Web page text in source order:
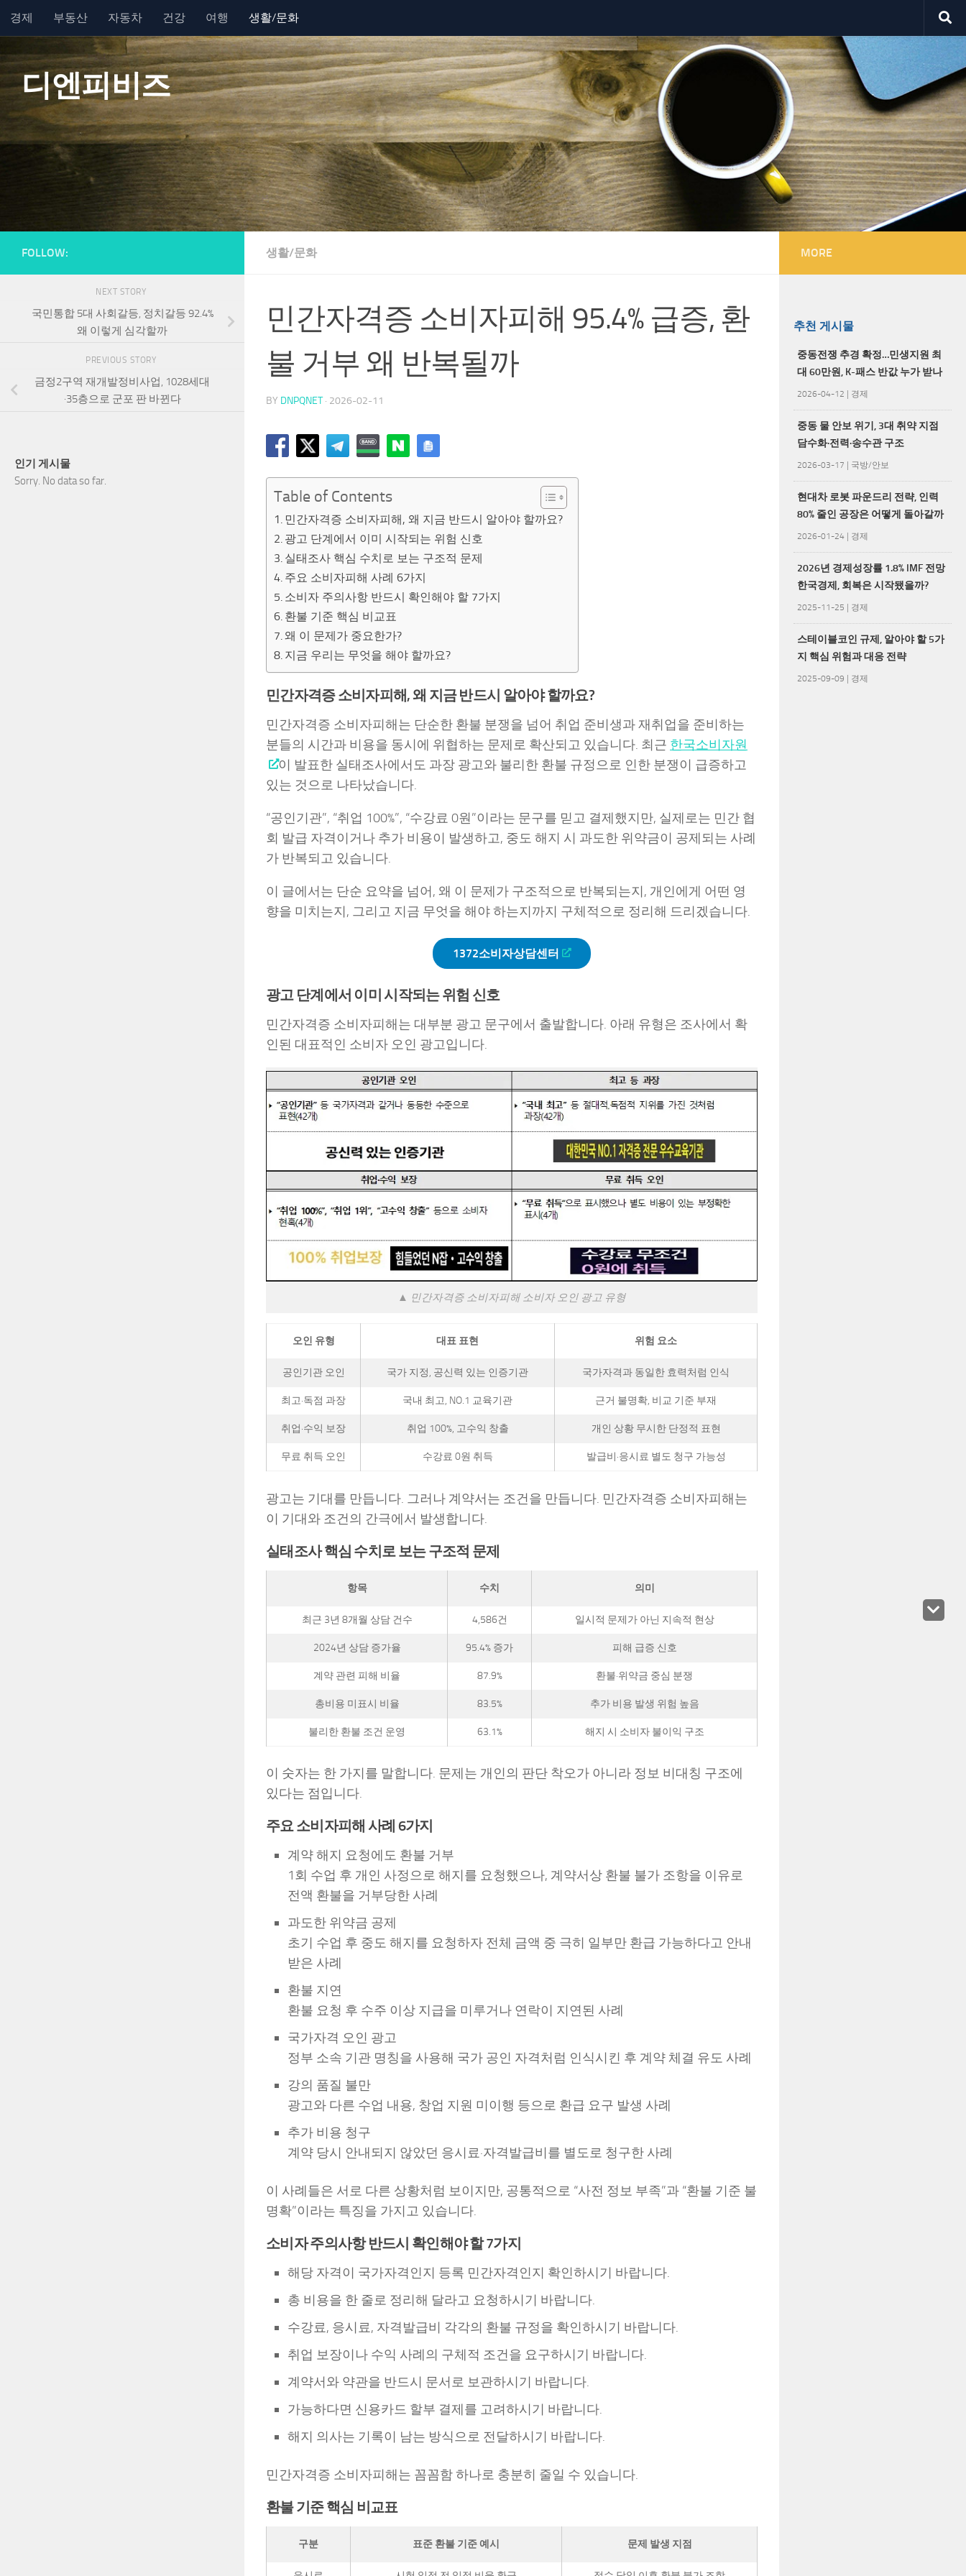
Skip to content
경제 부동산 자동차 건강 여행 생활/문화
디엔피비즈
생활/문화
민간자격증 소비자피해 95.4% 급증, 환
불 거부 왜 반복될까
BY DNPQNET · 2026-02-11
Table of Contents
민간자격증 소비자피해, 왜 지금 반드시 알아야 할까요?
광고 단계에서 이미 시작되는 위험 신호
실태조사 핵심 수치로 보는 구조적 문제
주요 소비자피해 사례 6가지
소비자 주의사항 반드시 확인해야 할 7가지
환불 기준 핵심 비교표
왜 이 문제가 중요한가?
지금 우리는 무엇을 해야 할까요?
민간자격증 소비자피해, 왜 지금 반드시 알아야 할까요?
민간자격증 소비자피해는 단순한 환불 분쟁을 넘어 취업 준비생과 재취업을 준비하는
분들의 시간과 비용을 동시에 위협하는 문제로 확산되고 있습니다. 최근 한국소비자원
이 발표한 실태조사에서도 과장 광고와 불리한 환불 규정으로 인한 분쟁이 급증하고
있는 것으로 나타났습니다.
“공인기관”, “취업 100%”, “수강료 0원”이라는 문구를 믿고 결제했지만, 실제로는 민간 협
회 발급 자격이거나 추가 비용이 발생하고, 중도 해지 시 과도한 위약금이 공제되는 사례
가 반복되고 있습니다.
이 글에서는 단순 요약을 넘어, 왜 이 문제가 구조적으로 반복되는지, 개인에게 어떤 영
향을 미치는지, 그리고 지금 무엇을 해야 하는지까지 구체적으로 정리해 드리겠습니다.
1372소비자상담센터
광고 단계에서 이미 시작되는 위험 신호
민간자격증 소비자피해는 대부분 광고 문구에서 출발합니다. 아래 유형은 조사에서 확
인된 대표적인 소비자 오인 광고입니다.
▲ 민간자격증 소비자피해 소비자 오인 광고 유형
오인 유형 대표 표현 위험 요소
공인기관 오인 국가 지정, 공신력 있는 인증기관 국가자격과 동일한 효력처럼 인식
최고·독점 과장 국내 최고, NO.1 교육기관 근거 불명확, 비교 기준 부재
취업·수익 보장 취업 100%, 고수익 창출 개인 상황 무시한 단정적 표현
무료 취득 오인 수강료 0원 취득 발급비·응시료 별도 청구 가능성
광고는 기대를 만듭니다. 그러나 계약서는 조건을 만듭니다. 민간자격증 소비자피해는
이 기대와 조건의 간극에서 발생합니다.
실태조사 핵심 수치로 보는 구조적 문제
항목 수치 의미
최근 3년 8개월 상담 건수 4,586건 일시적 문제가 아닌 지속적 현상
2024년 상담 증가율 95.4% 증가 피해 급증 신호
계약 관련 피해 비율 87.9% 환불·위약금 중심 분쟁
총비용 미표시 비율 83.5% 추가 비용 발생 위험 높음
불리한 환불 조건 운영 63.1% 해지 시 소비자 불이익 구조
이 숫자는 한 가지를 말합니다. 문제는 개인의 판단 착오가 아니라 정보 비대칭 구조에
있다는 점입니다.
주요 소비자피해 사례 6가지
계약 해지 요청에도 환불 거부
1회 수업 후 개인 사정으로 해지를 요청했으나, 계약서상 환불 불가 조항을 이유로
전액 환불을 거부당한 사례
과도한 위약금 공제
초기 수업 후 중도 해지를 요청하자 전체 금액 중 극히 일부만 환급 가능하다고 안내
받은 사례
환불 지연
환불 요청 후 수주 이상 지급을 미루거나 연락이 지연된 사례
국가자격 오인 광고
정부 소속 기관 명칭을 사용해 국가 공인 자격처럼 인식시킨 후 계약 체결 유도 사례
강의 품질 불만
광고와 다른 수업 내용, 창업 지원 미이행 등으로 환급 요구 발생 사례
추가 비용 청구
계약 당시 안내되지 않았던 응시료·자격발급비를 별도로 청구한 사례
이 사례들은 서로 다른 상황처럼 보이지만, 공통적으로 “사전 정보 부족”과 “환불 기준 불
명확”이라는 특징을 가지고 있습니다.
소비자 주의사항 반드시 확인해야 할 7가지
해당 자격이 국가자격인지 등록 민간자격인지 확인하시기 바랍니다.
총 비용을 한 줄로 정리해 달라고 요청하시기 바랍니다.
수강료, 응시료, 자격발급비 각각의 환불 규정을 확인하시기 바랍니다.
취업 보장이나 수익 사례의 구체적 조건을 요구하시기 바랍니다.
계약서와 약관을 반드시 문서로 보관하시기 바랍니다.
가능하다면 신용카드 할부 결제를 고려하시기 바랍니다.
해지 의사는 기록이 남는 방식으로 전달하시기 바랍니다.
민간자격증 소비자피해는 꼼꼼함 하나로 충분히 줄일 수 있습니다.
환불 기준 핵심 비교표
구분 표준 환불 기준 예시 문제 발생 지점
FOLLOW:
NEXT STORY
국민통합 5대 사회갈등, 정치갈등 92.4%
왜 이렇게 심각할까
PREVIOUS STORY
금정2구역 재개발정비사업, 1028세대
·35층으로 군포 판 바뀐다
인기 게시물
Sorry. No data so far.
MORE
추천 게시물
중동전쟁 추경 확정…민생지원 최
대 60만원, K-패스 반값 누가 받나
2026-04-12 | 경제
중동 물 안보 위기, 3대 취약 지점
담수화·전력·송수관 구조
2026-03-17 | 국방/안보
현대차 로봇 파운드리 전략, 인력
80% 줄인 공장은 어떻게 돌아갈까
2026-01-24 | 경제
2026년 경제성장률 1.8% IMF 전망
한국경제, 회복은 시작됐을까?
2025-11-25 | 경제
스테이블코인 규제, 알아야 할 5가
지 핵심 위험과 대응 전략
2025-09-09 | 경제